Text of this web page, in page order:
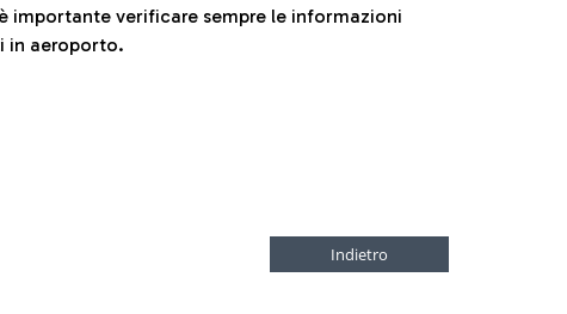
importante verificare sempre le informazioni
in aeroporto.